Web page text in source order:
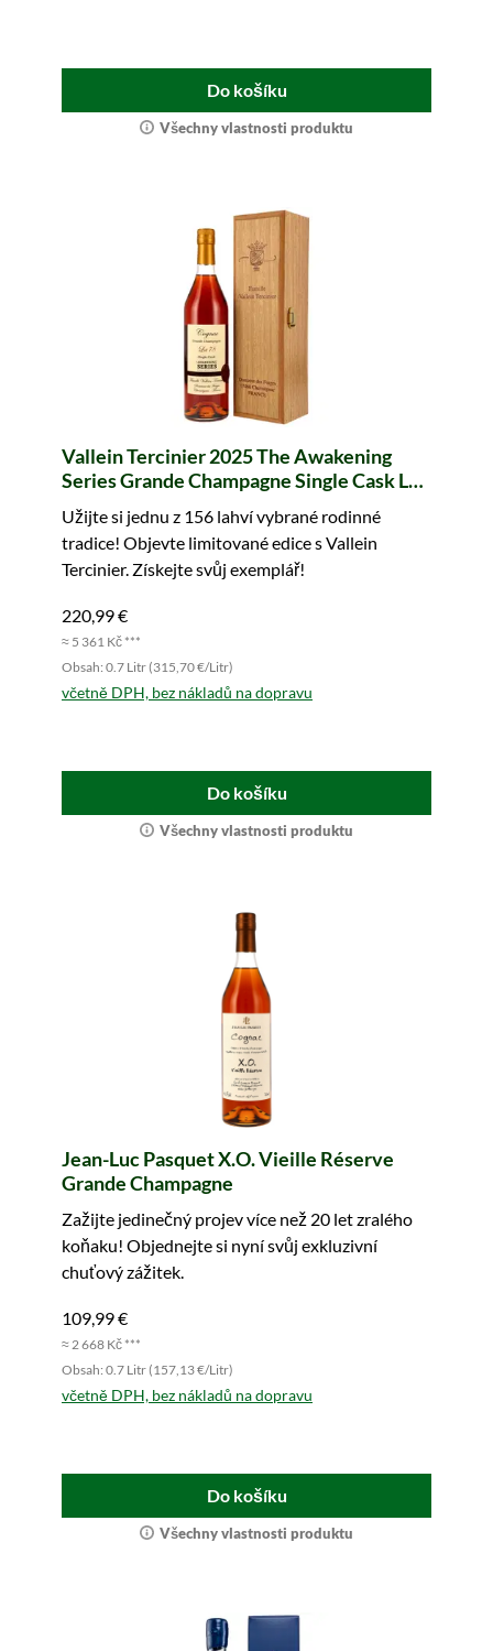
Do košíku
Všechny vlastnosti produktu
Vallein Tercinier 2025 The Awakening
Series Grande Champagne Single Cask Lot
78
Užijte si jednu z 156 lahví vybrané rodinné
tradice! Objevte limitované edice s Vallein
Tercinier. Získejte svůj exemplář!
220,99 €
≈ 5 361 Kč ***
Obsah: 0.7 Litr (315,70 €/Litr)
včetně DPH, bez nákladů na dopravu
Do košíku
Všechny vlastnosti produktu
Jean-Luc Pasquet X.O. Vieille Réserve
Grande Champagne
Zažijte jedinečný projev více než 20 let zralého
koňaku! Objednejte si nyní svůj exkluzivní
chuťový zážitek.
109,99 €
≈ 2 668 Kč ***
Obsah: 0.7 Litr (157,13 €/Litr)
včetně DPH, bez nákladů na dopravu
Do košíku
Všechny vlastnosti produktu